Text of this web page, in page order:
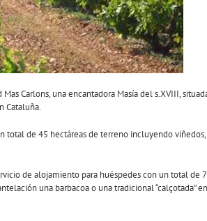
Carlons, una encantadora Masía del s.XVIII,
Cataluña.
total de 45 hectáreas de terreno incluyendo viñedos,
de alojamiento para huéspedes con un total de 7
una barbacoa o una tradicional “calçotada” en